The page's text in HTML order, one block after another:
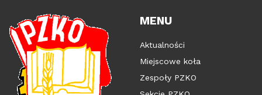
MENU
Aktualności
Miejscowe koła
Zespoły PZKO